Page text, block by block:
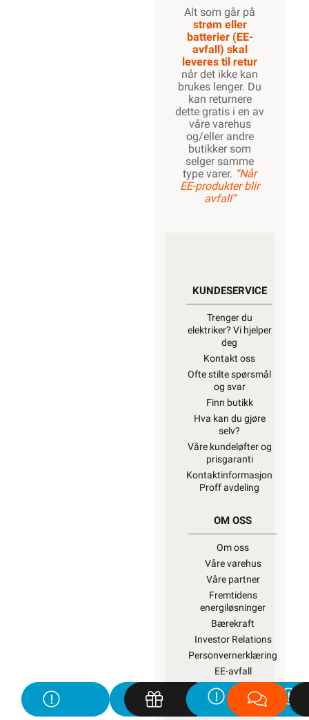
Alt som går på
strøm eller
batterier (EE-
avfall) skal
leveres til retur
når det ikke kan
brukes lenger. Du
kan returnere
dette gratis i en av
våre varehus
og/eller andre
butikker som
selger samme
type varer. “Når
EE-produkter blir
avfall”
KUNDESERVICE
Trenger du
elektriker? Vi hjelper
deg
Kontakt oss
Ofte stilte spørsmål
og svar
Finn butikk
Hva kan du gjøre
selv?
Våre kundeløfter og
prisgaranti
Kontaktinformasjon
Proff avdeling
OM OSS
Om oss
Våre varehus
Våre partner
Fremtidens
energiløsninger
Bærekraft
Investor Relations
Personvernerklæring
EE-avfall
Salgsbetingelser
Informasjonskapsler